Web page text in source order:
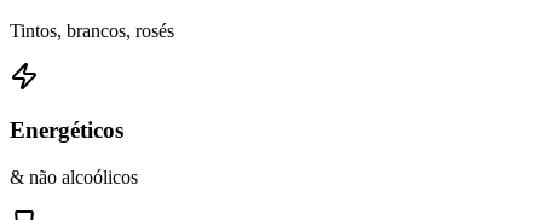
Tintos, brancos, rosés
Energéticos
& não alcoólicos